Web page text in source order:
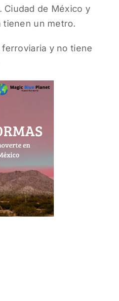
Ciudad de México y
tienen un metro.
y no tiene